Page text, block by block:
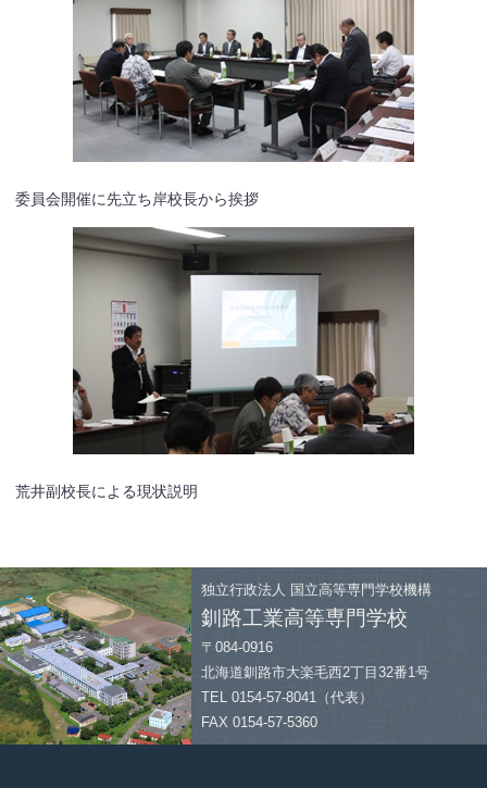
委員会開催に先立ち岸校長から挨拶
荒井副校長による現状説明
独立行政法人 国立高等専門学校機構
釧路工業高等専門学校
〒084-0916
北海道釧路市大楽毛西2丁目32番1号
TEL 0154-57-8041（代表）
FAX 0154-57-5360